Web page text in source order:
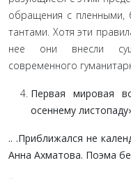
обращения с
тантами. Хотя эти
нее они внесли
современного
Первая мировая
осеннему
.. .Приближался не
Анна Ахматова. Поэма